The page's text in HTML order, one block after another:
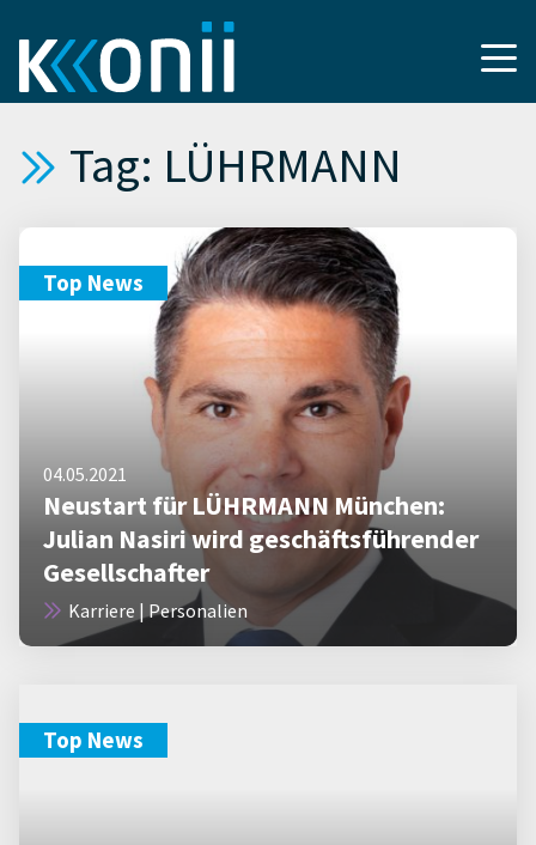
Tag: LÜHRMANN
Top News
04.05.2021
Neustart für LÜHRMANN München:
Julian Nasiri wird geschäftsführender
Gesellschafter
Karriere | Personalien
Top News